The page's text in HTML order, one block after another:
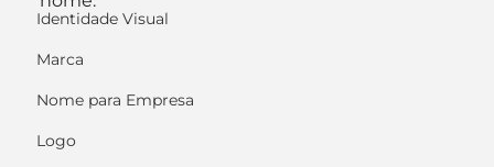
Identidade Visual
Marca
Nome para Empresa
Logo